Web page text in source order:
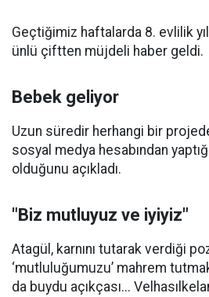
Geçtiğimiz haftalarda 8. evlilik
ünlü çiftten müjdeli haber geldi.
Bebek geliyor
Uzun süredir herhangi bir
sosyal medya hesabından
olduğunu açıkladı.
"Biz mutluyuz ve iyiyiz"
Atagül, karnını tutarak verdiği
‘mutluluğumuzu’ mahrem
da buydu açıkçası...